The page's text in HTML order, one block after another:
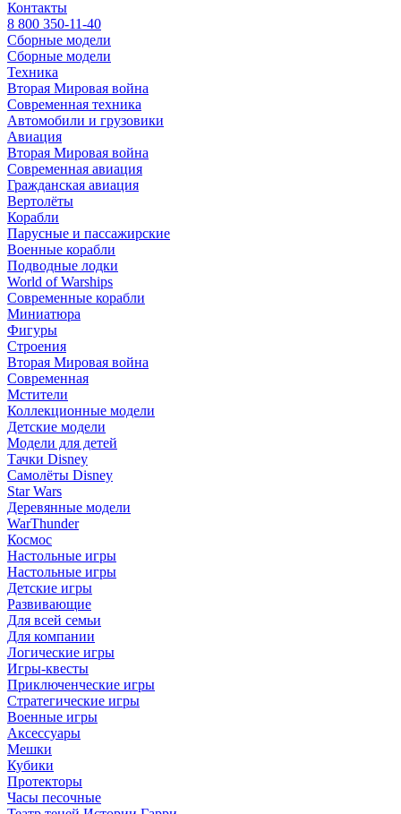
Контакты
8 800 350-11-40
Сборные модели
Сборные модели
Техника
Вторая Мировая война
Современная техника
Автомобили и грузовики
Авиация
Вторая Мировая война
Современная авиация
Гражданская авиация
Вертолёты
Корабли
Парусные и пассажирские
Военные корабли
Подводные лодки
World of Warships
Современные корабли
Миниатюра
Фигуры
Строения
Вторая Мировая война
Современная
Мстители
Коллекционные модели
Детские модели
Модели для детей
Тачки Disney
Самолёты Disney
Star Wars
Деревянные модели
WarThunder
Космос
Настольные игры
Настольные игры
Детские игры
Развивающие
Для всей семьи
Для компании
Логические игры
Игры-квесты
Приключенческие игры
Стратегические игры
Военные игры
Аксессуары
Мешки
Кубики
Протекторы
Часы песочные